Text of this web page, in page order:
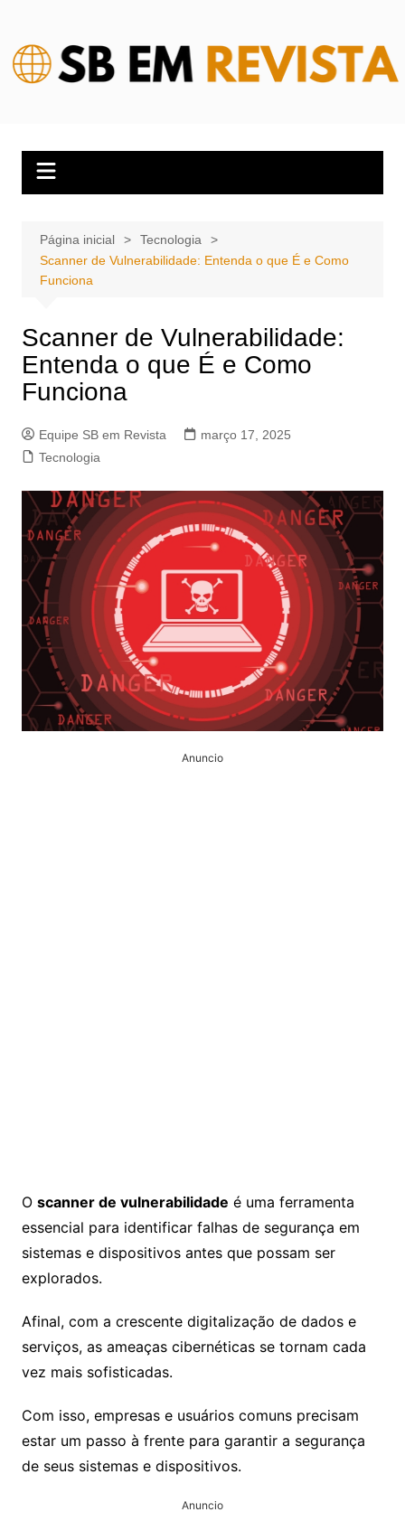
conteúdo
Página inicial
Tecnologia
Scanner de Vulnerabilidade: Entenda o que É e Como
Funciona
Scanner de Vulnerabilidade:
Entenda o que É e Como
Funciona
Equipe SB em Revista
março 17, 2025
Tecnologia
Anuncio
O scanner de vulnerabilidade é uma ferramenta
essencial para identificar falhas de segurança em
sistemas e dispositivos antes que possam ser
explorados.
Afinal, com a crescente digitalização de dados e
serviços, as ameaças cibernéticas se tornam cada
vez mais sofisticadas.
Com isso, empresas e usuários comuns precisam
estar um passo à frente para garantir a segurança
de seus sistemas e dispositivos.
Anuncio